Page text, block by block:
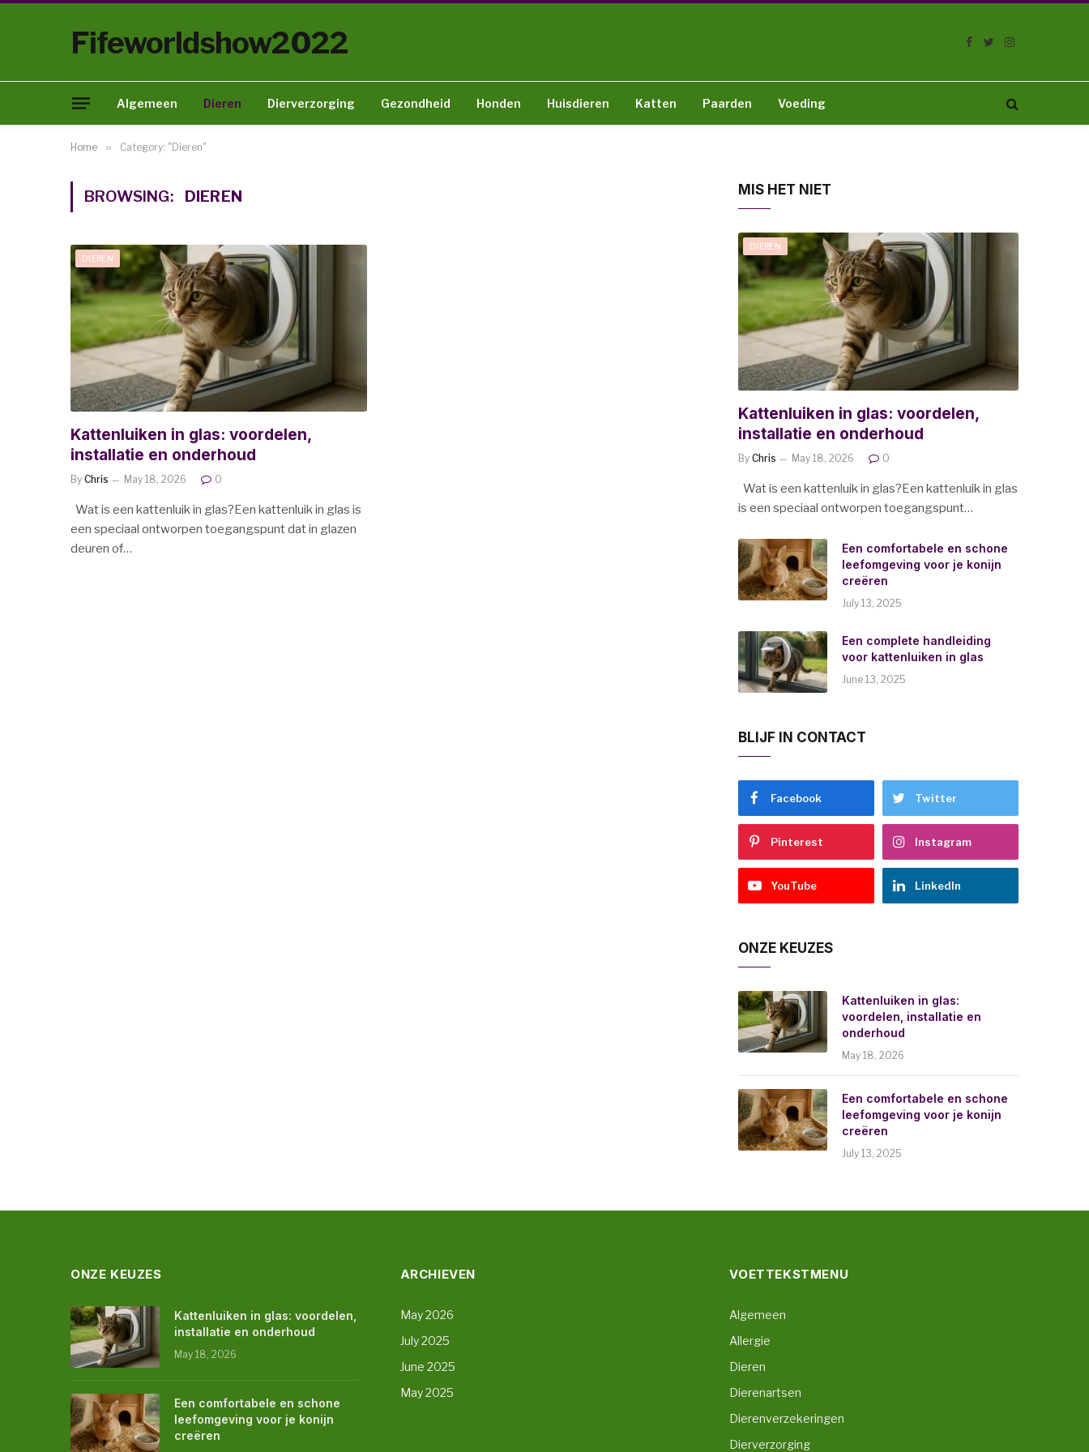
Fifeworldshow2022 Facebook
TwitterInstagram
Algemeen Dieren Dierverzorging Gezondheid Honden Huisdieren Katten Paarden Voeding
Home » Category: "Dieren"
BROWSING: DIEREN
DIEREN
Kattenluiken in glas: voordelen,
installatie en onderhoud
By Chris May 18, 2026 0
Wat is een kattenluik in glas?Een kattenluik in glas is
een speciaal ontworpen toegangspunt dat in glazen
deuren of…
MIS HET NIET
DIEREN
Kattenluiken in glas: voordelen,
installatie en onderhoud
By Chris May 18, 2026 0
Wat is een kattenluik in glas?Een kattenluik in glas
is een speciaal ontworpen toegangspunt…
Een comfortabele en schone
leefomgeving voor je konijn
creëren
July 13, 2025
Een complete handleiding
voor kattenluiken in glas
June 13, 2025
BLIJF IN CONTACT
Facebook Twitter
Pinterest Instagram
YouTube LinkedIn
ONZE KEUZES
Kattenluiken in glas:
voordelen, installatie en
onderhoud
May 18, 2026
Een comfortabele en schone
leefomgeving voor je konijn
creëren
July 13, 2025
ONZE KEUZES
Kattenluiken in glas: voordelen,
installatie en onderhoud
May 18, 2026
Een comfortabele en schone
leefomgeving voor je konijn
creëren
ARCHIEVEN
May 2026
July 2025
June 2025
May 2025
VOETTEKSTMENU
Algemeen
Allergie
Dieren
Dierenartsen
Dierenverzekeringen
Dierverzorging